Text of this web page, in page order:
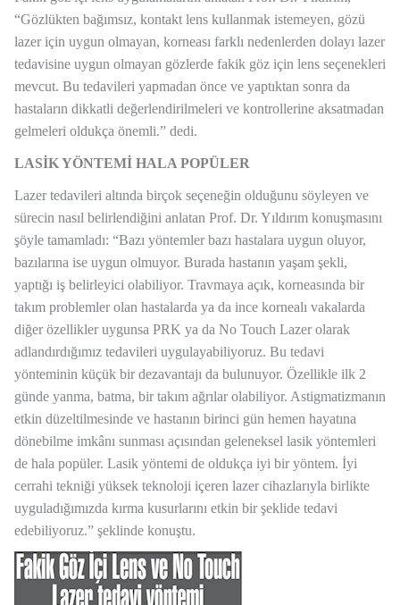
“Gözlükten bağımsız, kontakt lens kullanmak istemeyen, gözü
lazer için uygun olmayan, korneası farklı nedenlerden dolayı lazer
tedavisine uygun olmayan gözlerde fakik göz için lens seçenekleri
mevcut. Bu tedavileri yapmadan önce ve yaptıktan sonra da
hastaların dikkatli değerlendirilmeleri ve kontrollerine aksatmadan
gelmeleri oldukça önemli.” dedi.
LASİK YÖNTEMİ HALA POPÜLER
Lazer tedavileri altında birçok seçeneğin olduğunu söyleyen ve
sürecin nasıl belirlendiğini anlatan Prof. Dr. Yıldırım konuşmasını
şöyle tamamladı: “Bazı yöntemler bazı hastalara uygun oluyor,
bazılarına ise uygun olmuyor. Burada hastanın yaşam şekli,
yaptığı iş belirleyici olabiliyor. Travmaya açık, korneasında bir
takım problemler olan hastalarda ya da ince kornealı vakalarda
diğer özellikler uygunsa PRK ya da No Touch Lazer olarak
adlandırdığımız tedavileri uygulayabiliyoruz. Bu tedavi
yönteminin küçük bir dezavantajı da bulunuyor. Özellikle ilk 2
günde yanma, batma, bir takım ağrılar olabiliyor. Astigmatizmanın
etkin düzeltilmesinde ve hastanın birinci gün hemen hayatına
dönebilme imkânı sunması açısından geleneksel lasik yöntemleri
de hala popüler. Lasik yöntemi de oldukça iyi bir yöntem. İyi
cerrahi tekniği yüksek teknoloji içeren lazer cihazlarıyla birlikte
uyguladığımızda kırma kusurlarını etkin bir şeklide tedavi
edebiliyoruz.” şeklinde konuştu.